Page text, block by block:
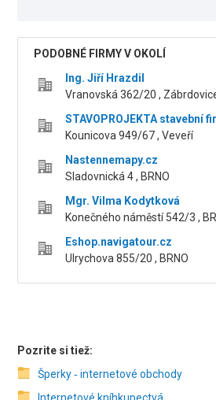
PODOBNÉ FIRMY V OKOLÍ
Ing. Jiří Hrazdil
Vranovská 362/20 ,
STAVOPROJEKTA stavební
Kounicova 949/67 , Veveří
Nastennemapy.cz
Sladovnická 4 , BRNO
Mgr. Vilma Kodytková
Konečného náměstí 542/3 ,
Eshop.navigatour.cz
Ulrychova 855/20 , BRNO
Pozrite si tiež:
Šperky ‑ internetové obchody